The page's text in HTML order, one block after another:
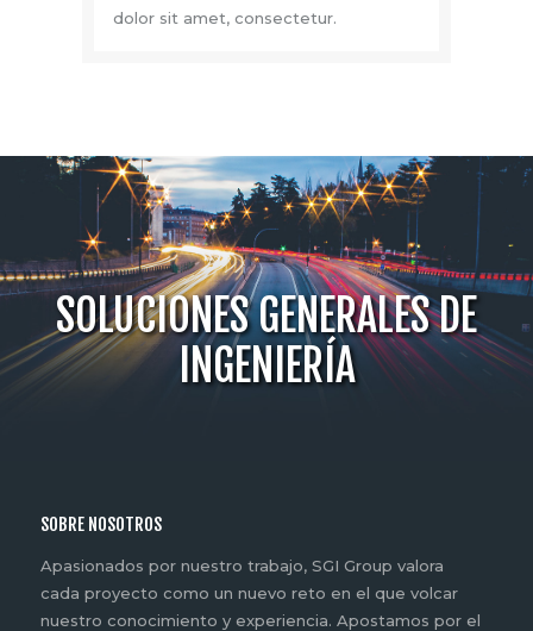
dolor sit amet, consectetur.
SOLUCIONES GENERALES DE
INGENIERÍA
SOBRE NOSOTROS
Apasionados por nuestro trabajo, SGI Group valora
cada proyecto como un nuevo reto en el que volcar
nuestro conocimiento y experiencia. Apostamos por el